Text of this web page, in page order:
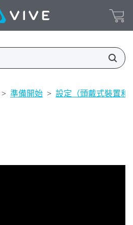
> 準備開始 > 設定（頭戴式裝置和